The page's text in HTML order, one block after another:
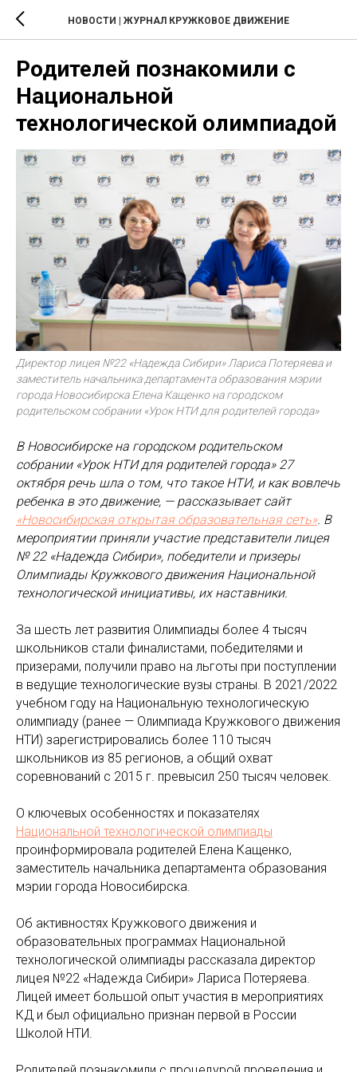
НОВОСТИ | ЖУРНАЛ КРУЖКОВОЕ ДВИЖЕНИЕ
Родителей познакомили с
Национальной
технологической олимпиадой
Директор лицея №22 «Надежда Сибири» Лариса Потеряева и
заместитель начальника департамента образования мэрии
города Новосибирска Елена Кащенко на городском
родительском собрании «Урок НТИ для родителей города»
В Новосибирске на городском родительском
собрании «Урок НТИ для родителей города» 27
октября речь шла о том, что такое НТИ, и как вовлечь
ребенка в это движение, — рассказывает сайт
«Новосибирская открытая образовательная сеть». В
мероприятии приняли участие представители лицея
№ 22 «Надежда Сибири», победители и призеры
Олимпиады Кружкового движения Национальной
технологической инициативы, их наставники.
За шесть лет развития Олимпиады более 4 тысяч
школьников стали финалистами, победителями и
призерами, получили право на льготы при поступлении
в ведущие технологические вузы страны. В 2021/2022
учебном году на Национальную технологическую
олимпиаду (ранее — Олимпиада Кружкового движения
НТИ) зарегистрировались более 110 тысяч
школьников из 85 регионов, а общий охват
соревнований с 2015 г. превысил 250 тысяч человек.
О ключевых особенностях и показателях
Национальной технологической олимпиады
проинформировала родителей Елена Кащенко,
заместитель начальника департамента образования
мэрии города Новосибирска.
Об активностях Кружкового движения и
образовательных программах Национальной
технологической олимпиады рассказала директор
лицея №22 «Надежда Сибири» Лариса Потеряева.
Лицей имеет большой опыт участия в мероприятиях
КД и был официально признан первой в России
Школой НТИ.